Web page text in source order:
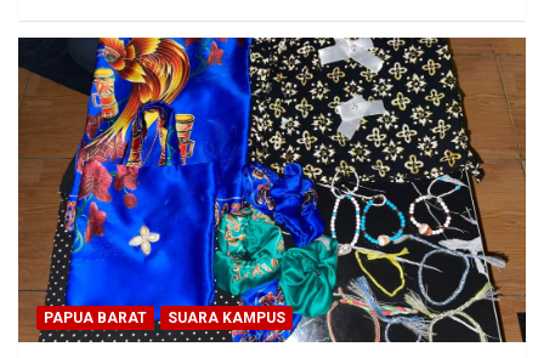
PAPUA BARAT SUARA KAMPUS